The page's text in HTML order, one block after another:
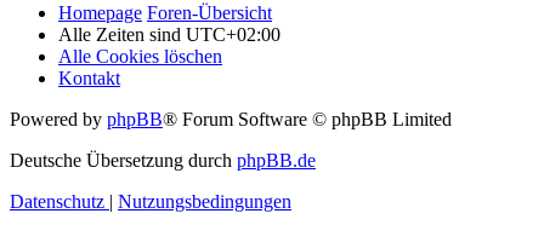
Homepage Foren-Übersicht
Alle Zeiten sind UTC+02:00
Alle Cookies löschen
Kontakt
Powered by phpBB® Forum Software © phpBB Limited
Deutsche Übersetzung durch phpBB.de
Datenschutz | Nutzungsbedingungen